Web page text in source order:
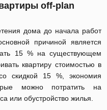
off-plan
дома до начала работ
причиной является
15 % на существующем
квартиру стоимостью в
скидкой 15 %, экономия
можно потратить на
или обустройство жилья.